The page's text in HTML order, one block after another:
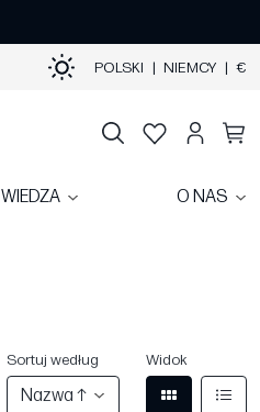
POLSKI | NIEMCY | €
WIEDZA O NAS
Sortuj według
Nazwa ↑
Widok